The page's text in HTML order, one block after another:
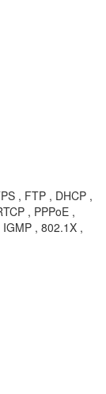
, FTP , DHCP ,
, PPPoE ,
, 802.1X ,